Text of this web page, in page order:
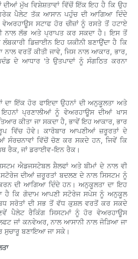
ਦੀਆਂ ਮੁੱਖ ਵਿਸ਼ੇਸ਼ਤਾਵਾਂ ਵਿੱਚੋਂ ਇੱਕ ਇਹ ਹੈ ਕਿ ਉਹ
ਪੈਲੇਟ ਤੱਕ ਆਸਾਨ ਪਹੁੰਚ ਦੀ ਆਗਿਆ ਦਿੰਦੇ
ਸਟਾਫ ਹੋਰ ਚੀਜ਼ਾਂ ਨੂੰ ਰਸਤੇ ਤੋਂ ਹਟਾਏ
ਨਾਲ ਲੱਭ ਅਤੇ ਪ੍ਰਾਪਤ ਕਰ ਸਕਦਾ ਹੈ। ਇਸ ਤੋਂ
ਡਿਜ਼ਾਈਨ ਇਹ ਯਕੀਨੀ ਬਣਾਉਂਦਾ ਹੈ ਕਿ
ਨਾਲ ਵਰਤੋਂ ਕੀਤੀ ਜਾਵੇ, ਜਿਸ ਨਾਲ ਆਕਾਰ, ਭਾਰ,
ਦੇ ਆਧਾਰ 'ਤੇ ਉਤਪਾਦਾਂ ਨੂੰ ਸੰਗਠਿਤ ਕਰਨਾ
ਦਾ ਇੱਕ ਹੋਰ ਫਾਇਦਾ ਉਹਨਾਂ ਦੀ ਅਨੁਕੂਲਤਾ ਅਤੇ
ਪ੍ਰਣਾਲੀਆਂ ਨੂੰ ਵੇਅਰਹਾਊਸ ਦੀਆਂ ਖਾਸ
ਕੀਤਾ ਜਾ ਸਕਦਾ ਹੈ, ਭਾਵੇਂ ਇਹ ਆਕਾਰ, ਭਾਰ
ਵਿੱਚ ਹੋਵੇ। ਕਾਰੋਬਾਰ ਆਪਣੀਆਂ ਜ਼ਰੂਰਤਾਂ ਦੇ
ਸੰਰਚਨਾਵਾਂ ਵਿੱਚੋਂ ਚੋਣ ਕਰ ਸਕਦੇ ਹਨ, ਜਿਵੇਂ ਕਿ
ਰੈਕ, ਜਾਂ ਡਰਾਈਵ-ਇਨ ਰੈਕ।
ਐਡਜਸਟੇਬਲ ਸ਼ੈਲਫਾਂ ਅਤੇ ਬੀਮਾਂ ਦੇ ਨਾਲ ਵੀ
ਦੀਆਂ ਜ਼ਰੂਰਤਾਂ ਬਦਲਣ ਦੇ ਨਾਲ ਸਿਸਟਮ ਨੂੰ
ਦੀ ਆਗਿਆ ਦਿੰਦੇ ਹਨ। ਅਨੁਕੂਲਤਾ ਦਾ ਇਹ
ਹੈ ਕਿ ਗੋਦਾਮ ਆਪਣੀ ਸਟੋਰੇਜ ਸਪੇਸ ਨੂੰ ਅਨੁਕੂਲ
ਸਰੋਤਾਂ ਦੀ ਸਭ ਤੋਂ ਵੱਧ ਕੁਸ਼ਲ ਵਰਤੋਂ ਕਰ ਸਕਦੇ
ਪੈਲੇਟ ਰੈਕਿੰਗ ਸਿਸਟਮਾਂ ਨੂੰ ਹੋਰ ਵੇਅਰਹਾਊਸ
ਜਾਂ ਕਨਵੇਅਰ, ਨਾਲ ਆਸਾਨੀ ਨਾਲ ਜੋੜਿਆ ਜਾ
ਸੁਚਾਰੂ ਬਣਾਇਆ ਜਾ ਸਕੇ।